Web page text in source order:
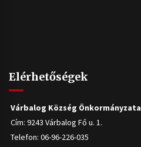
Elérhetőségek
Várbalog Község Önkormányzata
Cím: 9243 Várbalog Fő u. 1.
Telefon: 06-96-226-035